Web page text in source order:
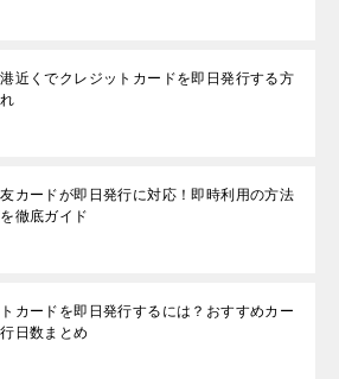
近くでクレジットカードを即日発行する方
カードが即日発行に対応！即時利用の方法
徹底ガイド
カードを即日発行するには？おすすめカー
日数まとめ